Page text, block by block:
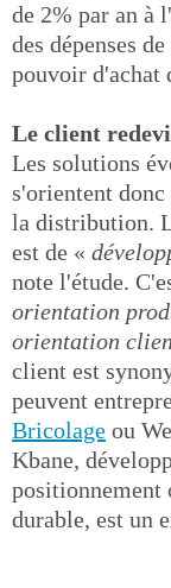
de 2% par an à
des dépenses
pouvoir d'achat
Le client
Les solutions
s'orientent donc
la distribution.
est de «
note l'étude.
orientation
orientation
client est
peuvent
Bricolage ou
Kbane,
positionnement
durable, est un